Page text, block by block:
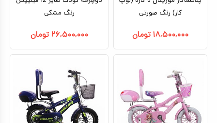
کار) رنگ صورتی
۱۸,۵۰۰,۰۰۰ تومان
رنگ مشکی
۲۶,۵۰۰,۰۰۰ تومان